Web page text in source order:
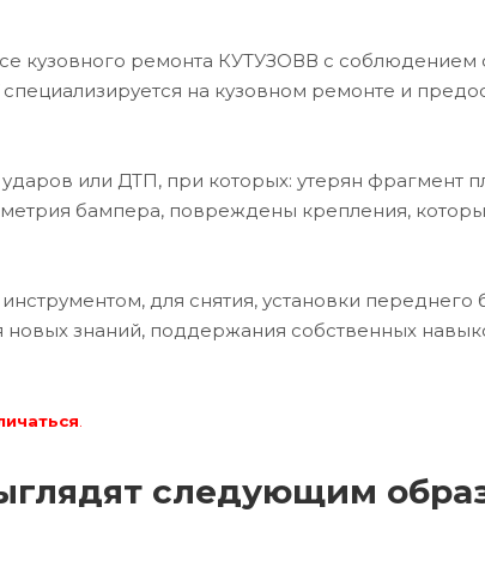
кузовного ремонта КУТУЗОВВ с соблюдением
на кузовном ремонте и
или ДТП, при которых: утерян фрагмент
бампера, повреждены крепления,
для снятия, установки переднего
знаний, поддержания собственных
следующим